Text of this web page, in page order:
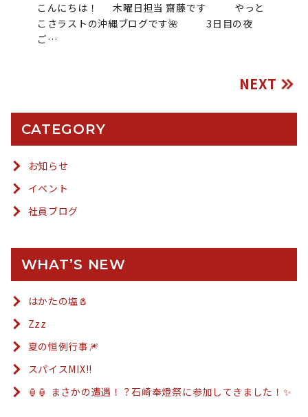
こんにちは！ 木曜日担当 齋藤です やっと
こさラストの沖縄ブログです🌺 3日目の夜
ご…
NEXT
CATEGORY
お知らせ
イベント
社員ブログ
WHAT’S NEW
はかたの塩🧂
Zzz
夏の恒例行事🎆
スパイスMIX!!
🏮🏮 まさかの遭遇！？石崎奉燈祭に参加してきました！✨